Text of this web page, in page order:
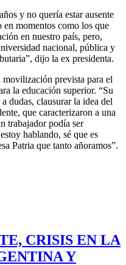
y no quería estar ausente
en momentos como los que
en nuestro país, pero,
nacional, pública y
dijo la ex presidenta.
prevista para el
la educación superior. “Su
dudas, clausurar la idea del
que caracterizaron a una
trabajador podía ser
hablando, sé que es
Patria que tanto añoramos”.
CRISIS EN LA
Y